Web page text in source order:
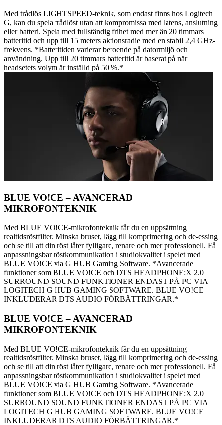
Med trådlös LIGHTSPEED-teknik, som endast finns hos Logitech
G, kan du spela trådlöst utan att kompromissa med latens, anslutning
eller batteri. Spela med fullständig frihet med mer än 20 timmars
batteritid och upp till 15 meters aktionsradie med en stabil 2,4 GHz-
frekvens. *Batteritiden varierar beroende på datormiljö och
användning. Upp till 20 timmars batteritid är baserat på när
headsetets volym är inställd på 50 %.*
BLUE VO!CE – AVANCERAD
MIKROFONTEKNIK
Med BLUE VO!CE-mikrofonteknik får du en uppsättning
realtidsröstfilter. Minska bruset, lägg till komprimering och de-essing
och se till att din röst låter fylligare, renare och mer professionell. Få
anpassningsbar röstkommunikation i studiokvalitet i spelet med
BLUE VO!CE via G HUB Gaming Software. *Avancerade
funktioner som BLUE VO!CE och DTS HEADPHONE:X 2.0
SURROUND SOUND FUNKTIONER ENDAST PÅ PC VIA
LOGITECH G HUB GAMING SOFTWARE. BLUE VO!CE
INKLUDERAR DTS AUDIO FÖRBÄTTRINGAR.*
BLUE VO!CE – AVANCERAD
MIKROFONTEKNIK
Med BLUE VO!CE-mikrofonteknik får du en uppsättning
realtidsröstfilter. Minska bruset, lägg till komprimering och de-essing
och se till att din röst låter fylligare, renare och mer professionell. Få
anpassningsbar röstkommunikation i studiokvalitet i spelet med
BLUE VO!CE via G HUB Gaming Software. *Avancerade
funktioner som BLUE VO!CE och DTS HEADPHONE:X 2.0
SURROUND SOUND FUNKTIONER ENDAST PÅ PC VIA
LOGITECH G HUB GAMING SOFTWARE. BLUE VO!CE
INKLUDERAR DTS AUDIO FÖRBÄTTRINGAR.*